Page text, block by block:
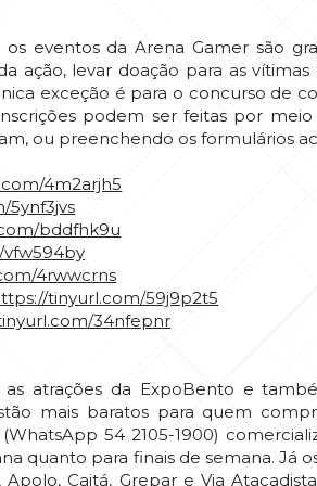
os eventos da Arena Gamer são
ação, levar doação para as
exceção é para o concurso de
podem ser feitas por
ou preenchendo os formulários
4m2arjh5
5ynf3jvs
bddfhk9u
4rwwcrns
tinyurl.com/59j9p2t5
34nfepnr
as atrações da ExpoBento e
mais baratos para quem
54 2105-1900)
quanto para finais de semana. Já
Caitá, Grepar e Via